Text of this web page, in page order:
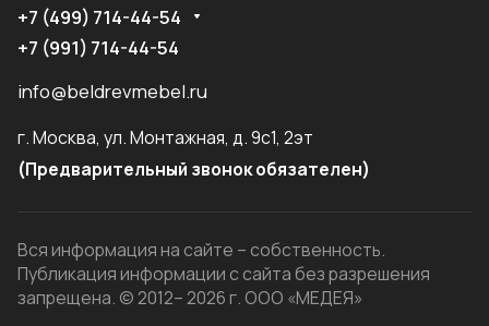
+7 (499) 714-44-54
+7 (991) 714-44-54
info@beldrevmebel.ru
г. Москва, ул. Монтажная, д. 9с1, 2эт
(Предварительный звонок обязателен)
Вся информация на сайте – собственность.
Публикация информации с сайта без разрешения
запрещена. © 2012– 2026 г. ООО «МЕДЕЯ»